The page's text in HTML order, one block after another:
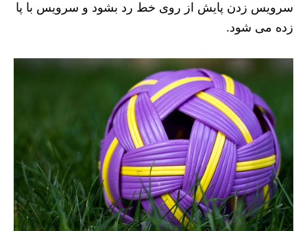
سرویس زدن پایش از روی خط رد بشود و سرویس با پا
زده می شود.